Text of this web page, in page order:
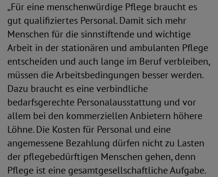
„Für eine menschenwürdige Pflege braucht es
gut qualifiziertes Personal. Damit sich mehr
Menschen für die sinnstiftende und wichtige
Arbeit in der stationären und ambulanten Pflege
entscheiden und auch lange im Beruf verbleiben,
müssen die Arbeitsbedingungen besser werden.
Dazu braucht es eine verbindliche
bedarfsgerechte Personalausstattung und vor
allem bei den kommerziellen Anbietern höhere
Löhne. Die Kosten für Personal und eine
angemessene Bezahlung dürfen nicht zu Lasten
der pflegebedürftigen Menschen gehen, denn
Pflege ist eine gesamtgesellschaftliche Aufgabe.